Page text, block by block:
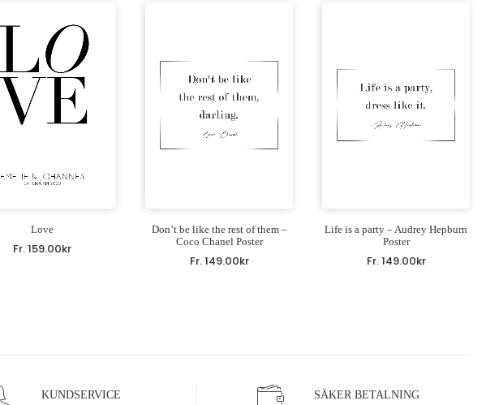
Love
Fr.159.00kr
Don’t be like the rest of them –
Coco Chanel Poster
Fr.149.00kr
Life is a party – Audrey Hepburn
Poster
Fr.149.00kr
KUNDSERVICE SÄKER BETALNING